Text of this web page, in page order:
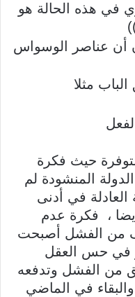
في هذه الحالة هو
أن عناصر الوسواس
مثلا
حيث فكرة
المنشودة لم
في أدنى
، فكرة عدم
من الفشل أصبحت
في حس العقل
من الفشل وتدفعه
في الماضي